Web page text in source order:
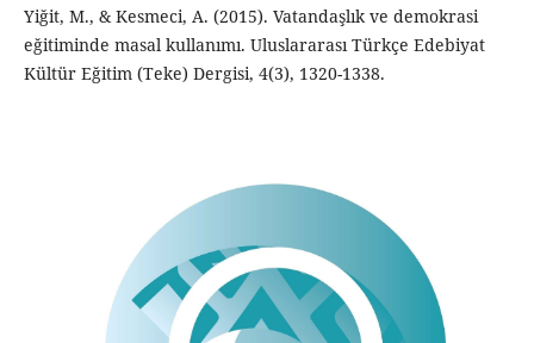
Yiğit, M., & Kesmeci, A. (2015). Vatandaşlık ve demokrasi
eğitiminde masal kullanımı. Uluslararası Türkçe Edebiyat
Kültür Eğitim (Teke) Dergisi, 4(3), 1320-1338.